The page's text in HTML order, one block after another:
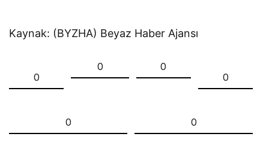
Kaynak: (BYZHA) Beyaz Haber Ajansı
0
0
0
0
0 0